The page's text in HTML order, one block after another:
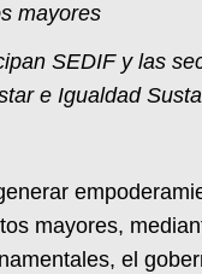
mayores
SEDIF y las
e Igualdad
mayores,
el